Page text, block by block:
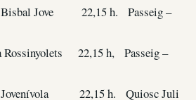
Jove 22,15 h. Passeig –
22,15 h, Passeig –
22,15 h. Quiosc Juli